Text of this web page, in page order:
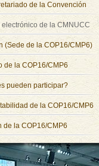
de la Convención
electrónico de la CMNUCC
(Sede de la COP16/CMP6)
de la COP16/CMP6
pueden participar?
de la COP16/CMP6
de la COP16/CMP6